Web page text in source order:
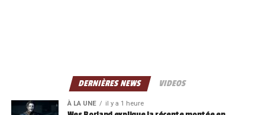
DERNIÈRES NEWS VIDEOS
À LA UNE il y a 1 heure